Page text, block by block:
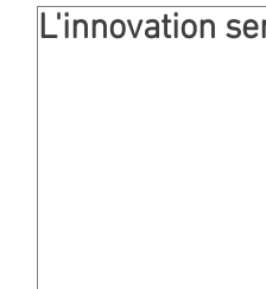
L'innovation